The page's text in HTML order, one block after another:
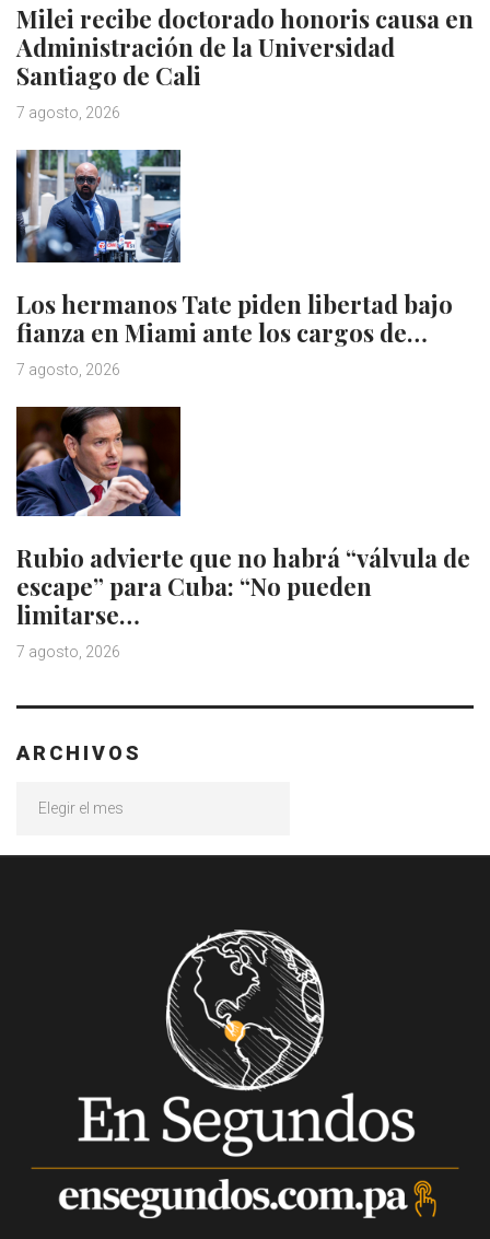
Milei recibe doctorado honoris causa en
Administración de la Universidad
Santiago de Cali
7 agosto, 2026
Los hermanos Tate piden libertad bajo
fianza en Miami ante los cargos de…
7 agosto, 2026
Rubio advierte que no habrá “válvula de
escape” para Cuba: “No pueden
limitarse…
7 agosto, 2026
ARCHIVOS